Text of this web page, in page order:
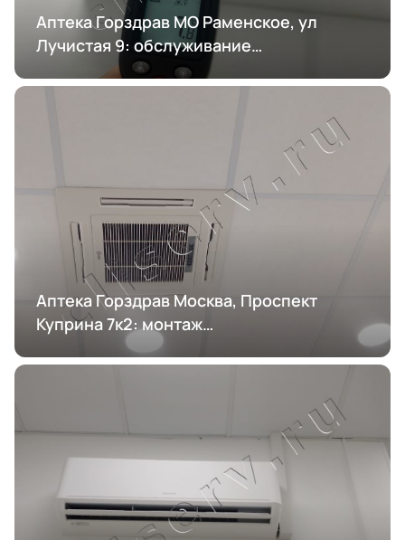
Аптека Горздрав МО Раменское, ул
Лучистая 9: обслуживание
кондиционирования
Аптека Горздрав Москва, Проспект
Куприна 7к2: монтаж
кондиционирования